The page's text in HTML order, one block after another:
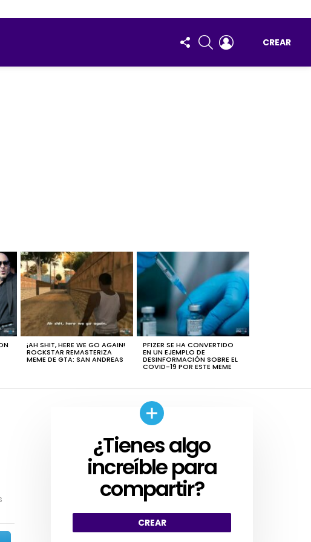
FOLLOW
US
BUSCAR
CREAR
¡AH SHIT, HERE WE GO AGAIN!
ROCKSTAR REMASTERIZA
MEME DE GTA: SAN ANDREAS
PFIZER SE HA CONVERTIDO
EN UN EJEMPLO DE
DESINFORMACIÓN SOBRE EL
COVID-19 POR ESTE MEME
memes
CREAR¿Tienes algo
increíble para
compartir?
CREAR